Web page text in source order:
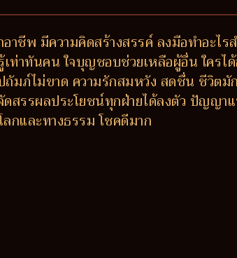
ชีพ มีความคิดสร้างสรรค์ ลงมือทำอะไร
ท่าทันคน ใจบุญชอบช่วยเหลือผู้อื่น ใครไ
ถัมภ์ไม่ขาด ความรักสมหวัง สดชื่น ชีวิตมั
ดสรรผลประโยชน์ทุกฝ่ายได้ลงตัว ปัญญ
กและทางธรรม โชคดีมาก